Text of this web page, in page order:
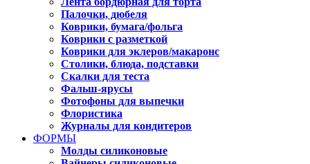
Палочки, дюбеля
Коврики, бумага/фольга
Коврики с разметкой
Коврики для эклеров/макаронс
Столики, блюда, подставки
Скалки для теста
Фальш-ярусы
Фотофоны для выпечки
Флористика
Журналы для кондитеров
ФОРМЫ
Молды силиконовые